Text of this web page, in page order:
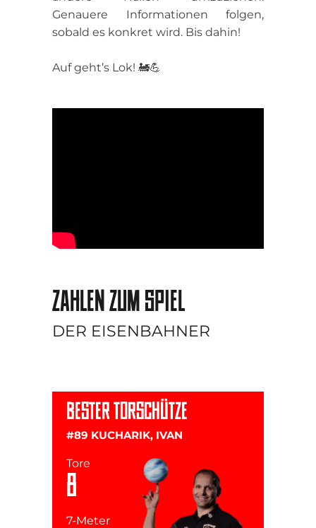
Genauere Informationen folgen,
sobald es konkret wird. Bis dahin!
Auf geht’s Lok! 🚂💪
ZAHLEN ZUM SPIEL
DER EISENBAHNER
BESTER TORSCHÜTZE
#89 KUCHARIK, IVAN
Tore
8
7-Meter